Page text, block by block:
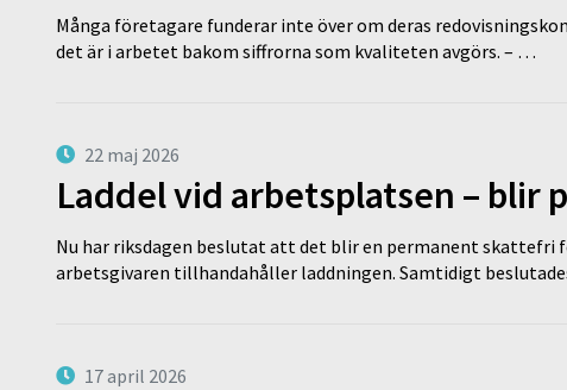
Många företagare funderar inte över om deras
det är i arbetet bakom siffrorna som kvaliteten avgörs. – …
22 maj 2026
Laddel vid arbetsplatsen –
Nu har riksdagen beslutat att det blir en permanent skattefri
arbetsgivaren tillhandahåller laddningen. Samtidigt
17 april 2026